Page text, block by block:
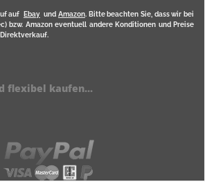
auf Ebayund Amazon. Bitte beachten Sie, dass wir bei
bzw. Amazon eventuell andere Konditionen und Preise
Direktverkauf.
flexibel kaufen...